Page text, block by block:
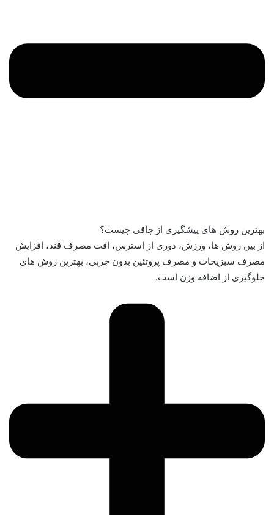
بهترین روش های پیشگیری از چاقی چیست؟
از بین روش ها، ورزش، دوری از استرس، افت مصرف قند، افزایش
مصرف سبزیجات و مصرف پروتئین بدون چربی، بهترین روش های
جلوگیری از اضافه وزن است.